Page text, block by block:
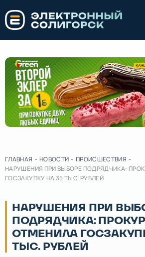
ГЛАВНАЯ - НОВОСТИ - ПРОИСШЕСТВИЯ -
НАРУШЕНИЯ ПРИ ВЫБОРЕ ПОДРЯДЧИКА:
ГОСЗАКУПКУ НА 35 ТЫС. РУБЛЕЙ
НАРУШЕНИЯ ПРИ
ПОДРЯДЧИКА:
ОТМЕНИЛА
ТЫС. РУБЛЕЙ